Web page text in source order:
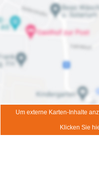
Um externe Karten-Inhalte
Klicken Sie